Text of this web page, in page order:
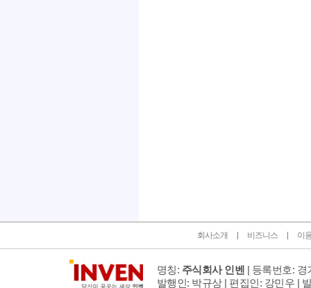
회사소개 비즈니스 이
명칭: 주식회사 인벤 | 등록번호: 경
발행인: 박규상 | 편집인: 강민우 |